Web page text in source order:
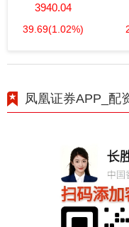
3940.04
39.69(1.02%)
凤凰证券APP_配